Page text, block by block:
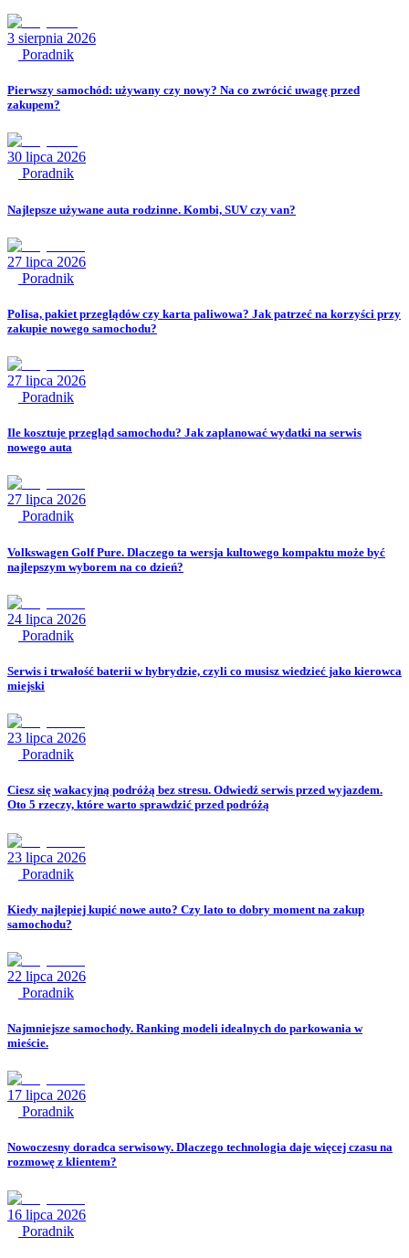
3 sierpnia 2026
Poradnik
Pierwszy samochód: używany czy nowy? Na co zwrócić uwagę przed
zakupem?
30 lipca 2026
Poradnik
Najlepsze używane auta rodzinne. Kombi, SUV czy van?
27 lipca 2026
Poradnik
Polisa, pakiet przeglądów czy karta paliwowa? Jak patrzeć na korzyści przy
zakupie nowego samochodu?
27 lipca 2026
Poradnik
Ile kosztuje przegląd samochodu? Jak zaplanować wydatki na serwis
nowego auta
27 lipca 2026
Poradnik
Volkswagen Golf Pure. Dlaczego ta wersja kultowego kompaktu może być
najlepszym wyborem na co dzień?
24 lipca 2026
Poradnik
Serwis i trwałość baterii w hybrydzie, czyli co musisz wiedzieć jako kierowca
miejski
23 lipca 2026
Poradnik
Ciesz się wakacyjną podróżą bez stresu. Odwiedź serwis przed wyjazdem.
Oto 5 rzeczy, które warto sprawdzić przed podróżą
23 lipca 2026
Poradnik
Kiedy najlepiej kupić nowe auto? Czy lato to dobry moment na zakup
samochodu?
22 lipca 2026
Poradnik
Najmniejsze samochody. Ranking modeli idealnych do parkowania w
mieście.
17 lipca 2026
Poradnik
Nowoczesny doradca serwisowy. Dlaczego technologia daje więcej czasu na
rozmowę z klientem?
16 lipca 2026
Poradnik